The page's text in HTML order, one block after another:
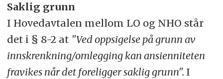
Saklig grunn
I Hovedavtalen mellom LO og NHO står
det i § 8-2 at "Ved oppsigelse på grunn av
innskrenkning/omlegging kan ansienniteten
fravikes når det foreligger saklig grunn". I